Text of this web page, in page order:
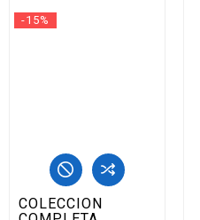
-15%
COLECCION